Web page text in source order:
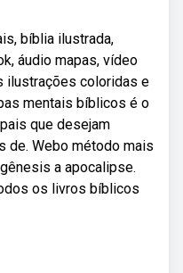
bíblia ilustrada,
áudio mapas, vídeo
ilustrações coloridas e
mentais bíblicos é o
que desejam
de. Webo método mais
a apocalipse.
os livros bíblicos